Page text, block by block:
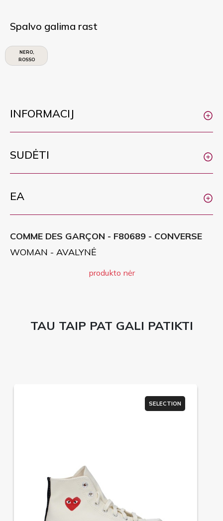
Spalvo galima rast
NERO,
ROSSO
INFORMACIJ
SUDĖTI
EA
COMME DES GARÇON - F80689 - CONVERSE
WOMAN - AVALYNĖ
produkto nėr
TAU TAIP PAT GALI PATIKTI
SELECTION